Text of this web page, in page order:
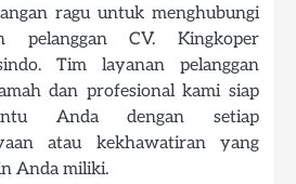
ragu untuk menghubungi
pelanggan CV. Kingkoper
Tim layanan pelanggan
dan profesional kami siap
Anda dengan setiap
atau kekhawatiran yang
Anda miliki.